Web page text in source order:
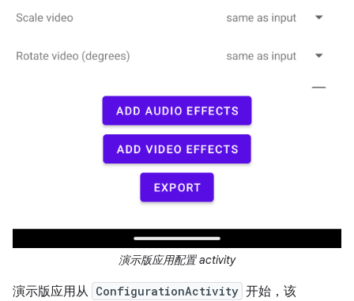
演示版应用配置 activity
演示版应用从 ConfigurationActivity 开始，该